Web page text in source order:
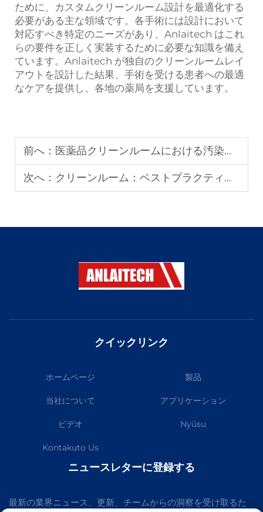
ために、カスタムクリーンルーム設計を最適化する
必要がある主な領域です。各手術には設計において
対応すべき特定のニーズがあり、Anlaitech はこれ
らの要件を正しく実装するために必要な知識を備え
ています。Anlaitech が独自のクリーンルームレイ
アウトを設計した結果、手術を受ける患者への最適
なケアを提供し、各地の薬局を支援しています。
前へ： 医薬品クリーンルームにおける汚染リスク：防止および監視の方法
次へ： クリーンルーム：ベストプラクティスと最先端技術が制御環境を向上させる
クイックリンク
ホームページ 製品
当社について アプリケーション
ビデオ Nyūsu
Kontakuto Us
ニュースレターに登録する
最新の業界ニュース、更新、チームからの洞察を受け取るた